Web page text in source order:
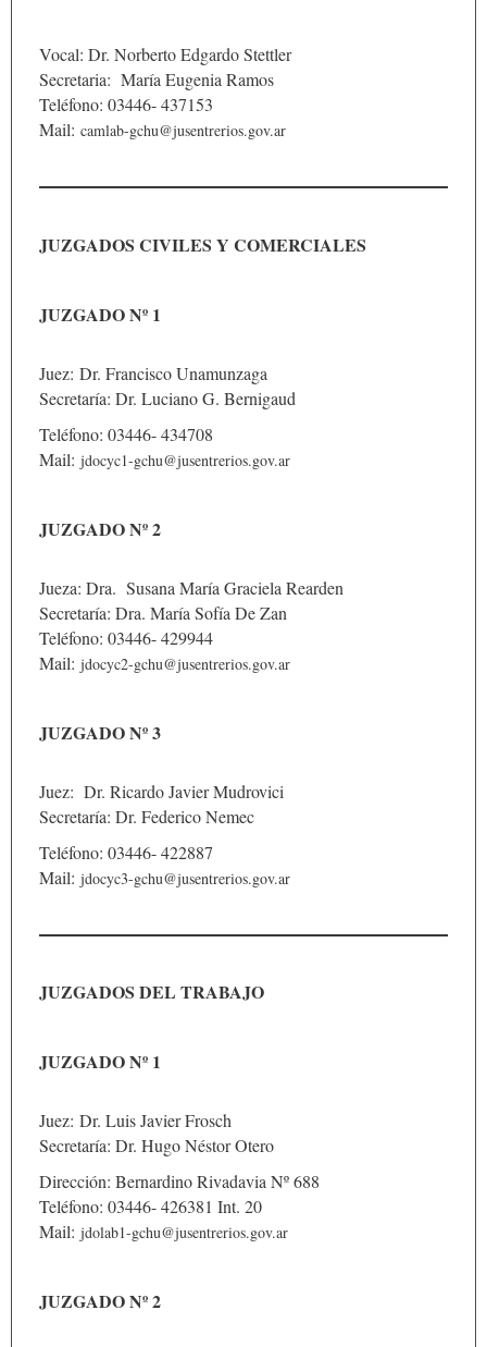
Vocal: Dr. Norberto Edgardo Stettler
Secretaria: María Eugenia Ramos
Teléfono: 03446- 437153
Mail: camlab-gchu@jusentrerios.gov.ar
JUZGADOS CIVILES Y COMERCIALES
JUZGADO Nº 1
Juez: Dr. Francisco Unamunzaga
Secretaría: Dr. Luciano G. Bernigaud
Teléfono: 03446- 434708
Mail: jdocyc1-gchu@jusentrerios.gov.ar
JUZGADO Nº 2
Jueza: Dra. Susana María Graciela Rearden
Secretaría: Dra. María Sofía De Zan
Teléfono: 03446- 429944
Mail: jdocyc2-gchu@jusentrerios.gov.ar
JUZGADO Nº 3
Juez: Dr. Ricardo Javier Mudrovici
Secretaría: Dr. Federico Nemec
Teléfono: 03446- 422887
Mail: jdocyc3-gchu@jusentrerios.gov.ar
JUZGADOS DEL TRABAJO
JUZGADO Nº 1
Juez: Dr. Luis Javier Frosch
Secretaría: Dr. Hugo Néstor Otero
Dirección: Bernardino Rivadavia Nº 688
Teléfono: 03446- 426381 Int. 20
Mail: jdolab1-gchu@jusentrerios.gov.ar
JUZGADO Nº 2